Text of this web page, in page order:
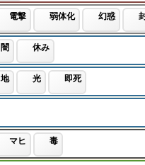
電撃 弱体化 幻惑
闇 休み
地 光 即死
マヒ 毒